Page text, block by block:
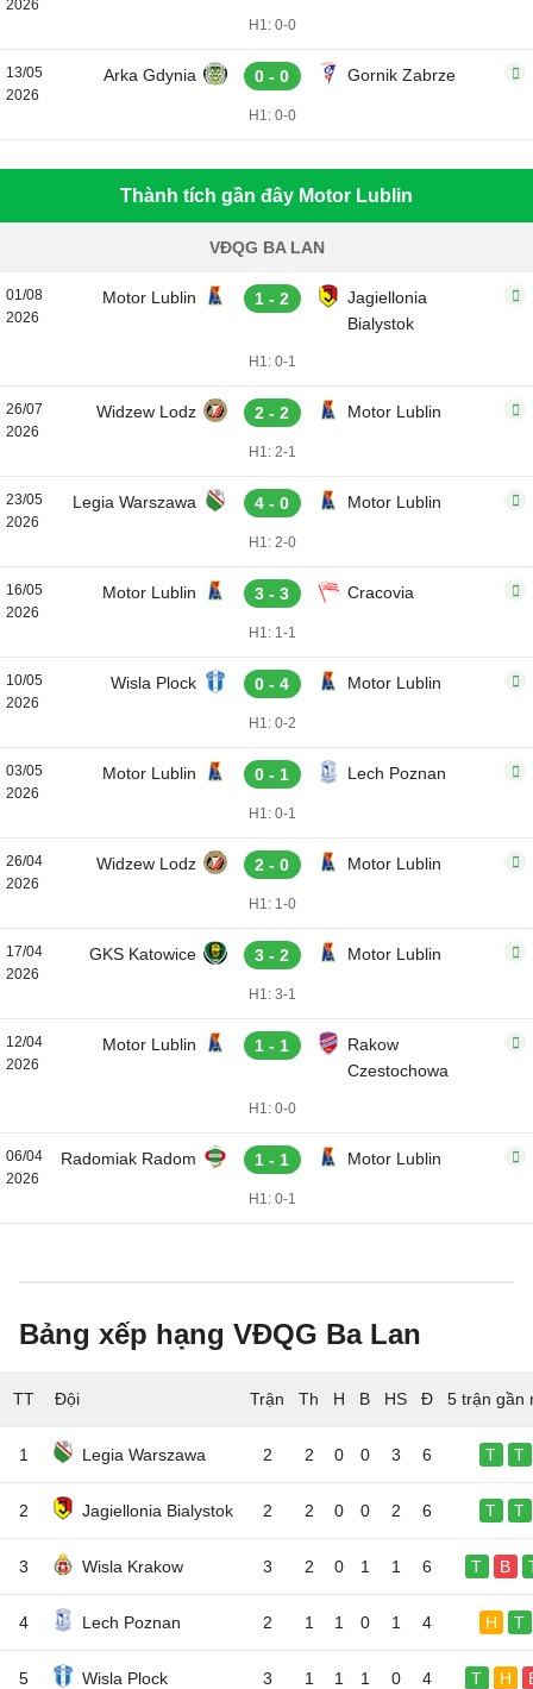
2026
H1: 0-0
13/05
2026
Arka Gdynia 0 - 0 Gornik Zabrze
H1: 0-0
Thành tích gần đây Motor Lublin
VĐQG BA LAN
01/08
2026
Motor Lublin 1 - 2
Jagiellonia
Bialystok
H1: 0-1
26/07
2026
Widzew Lodz 2 - 2 Motor Lublin
H1: 2-1
23/05
2026
Legia Warszawa 4 - 0 Motor Lublin
H1: 2-0
16/05
2026
Motor Lublin 3 - 3 Cracovia
H1: 1-1
10/05
2026
Wisla Plock 0 - 4 Motor Lublin
H1: 0-2
03/05
2026
Motor Lublin 0 - 1 Lech Poznan
H1: 0-1
26/04
2026
Widzew Lodz 2 - 0 Motor Lublin
H1: 1-0
17/04
2026
GKS Katowice 3 - 2 Motor Lublin
H1: 3-1
12/04
2026
Motor Lublin 1 - 1
Rakow
Czestochowa
H1: 0-0
06/04
2026
Radomiak Radom 1 - 1 Motor Lublin
H1: 0-1
Bảng xếp hạng VĐQG Ba Lan
TT Đội 5 trận gần
1 Legia Warszawa 2 2 0 0 3 6 T T
2 Jagiellonia Bialystok 2 2 0 0 2 6 T T
3 Wisla Krakow 3 2 0 1 1 6 T B
4 Lech Poznan 2 1 1 0 1 4 H T
5 Wisla Plock 3 1 1 1 0 4 T H